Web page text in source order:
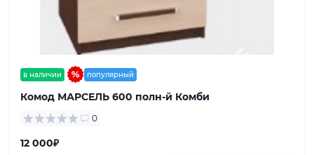
в наличии популярный
Комод МАРСЕЛЬ 600 полн-й Комби
0
12 000₽